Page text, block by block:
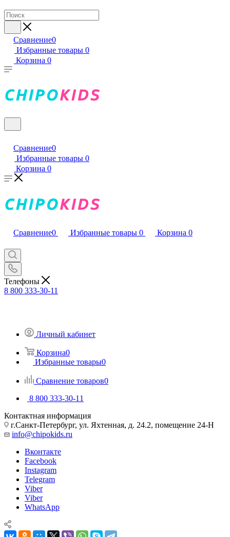
Сравнение0
Избранные товары 0
Корзина 0
Сравнение0
Избранные товары 0
Корзина 0
Сравнение0 Избранные товары 0 Корзина 0
Телефоны
8 800 333-30-11
Личный кабинет
Корзина0
Избранные товары0
Сравнение товаров0
8 800 333-30-11
Контактная информация
г.Санкт-Петербург, ул. Яхтенная, д. 24.2, помещение 24-Н
info@chipokids.ru
Вконтакте
Facebook
Instagram
Telegram
Viber
Viber
WhatsApp